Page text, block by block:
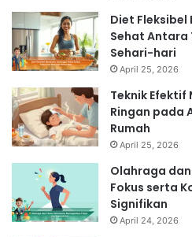
Diet Fleksibel
Sehat Antara
Sehari-hari
April 25, 2026
Teknik Efektif
Ringan pada
Rumah
April 25, 2026
Olahraga
Fokus serta
Signifikan
April 24, 2026